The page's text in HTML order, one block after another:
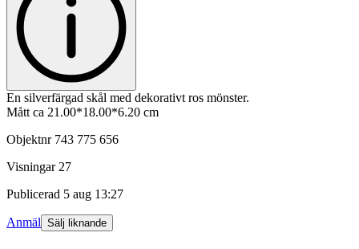
En silverfärgad skål med dekorativt ros mönster.
Mått ca 21.00*18.00*6.20 cm
Objektnr 743 775 656
Visningar 27
Publicerad 5 aug 13:27
Anmäl Sälj liknande